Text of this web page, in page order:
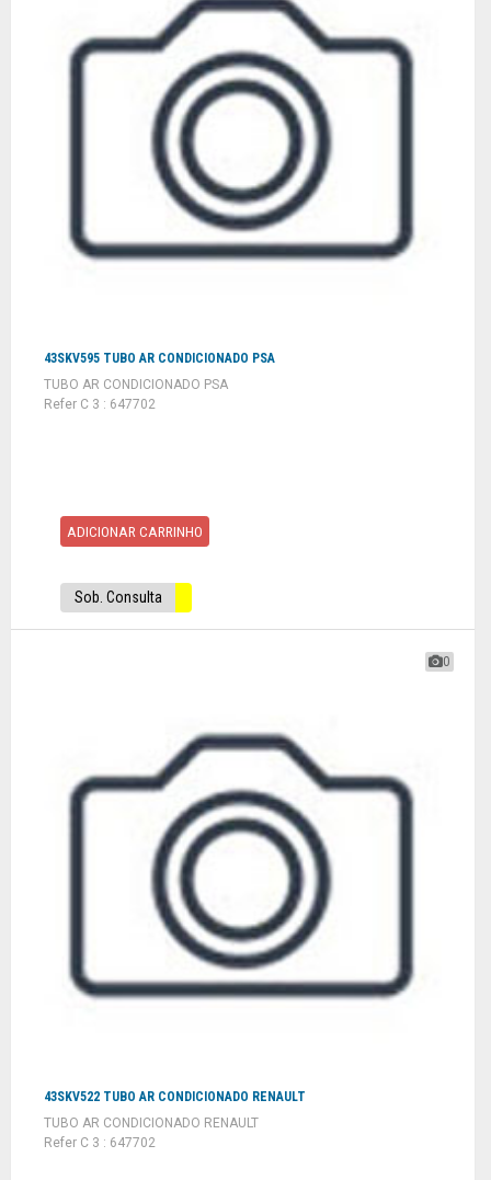
43SKV595 TUBO AR CONDICIONADO PSA
TUBO AR CONDICIONADO PSA
Refer C 3 : 647702
ADICIONAR CARRINHO
Sob. Consulta
0
43SKV522 TUBO AR CONDICIONADO RENAULT
TUBO AR CONDICIONADO RENAULT
Refer C 3 : 647702